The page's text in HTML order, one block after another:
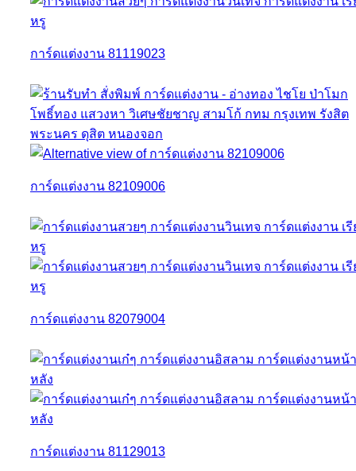
การ์ดแต่งงาน 81119023
การ์ดแต่งงาน 82109006
การ์ดแต่งงาน 82079004
การ์ดแต่งงาน 81129013